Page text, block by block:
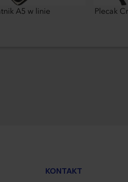
A5 w linie Plecak
KONTAKT